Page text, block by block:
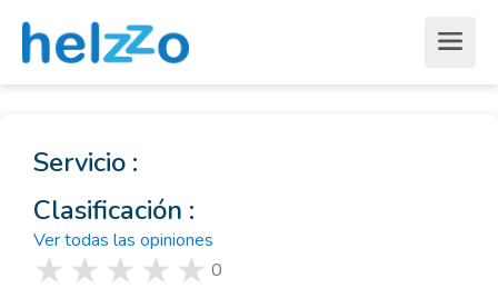
Servicio :
Clasificación :
Ver todas las opiniones
0